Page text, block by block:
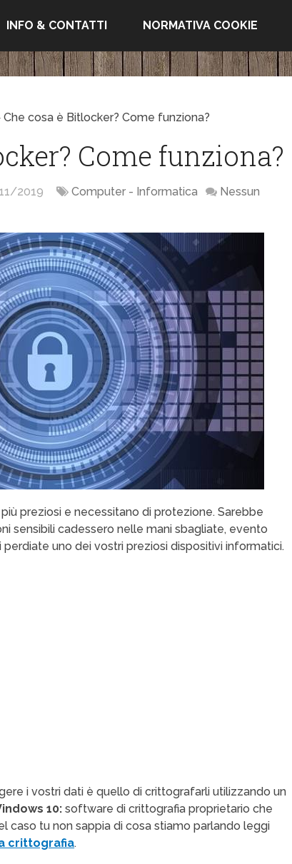
INFO & CONTATTI NORMATIVA COOKIE
Che cosa è Bitlocker? Come funziona?
Come funziona?
2019 Computer - Informatica
Nessun
preziosi e necessitano di protezione. Sarebbe
sensibili cadessero nelle mani sbagliate, evento
uno dei vostri preziosi dispositivi informatici.
i vostri dati è quello di crittografarli utilizzando un
10: software di crittografia proprietario che
caso tu non sappia di cosa stiamo parlando leggi
crittografia.